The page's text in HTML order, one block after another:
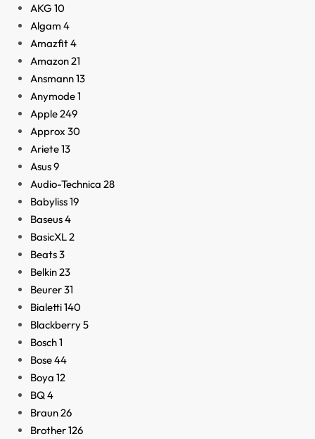
AKG 10
Algam 4
Amazfit4
Amazon21
Ansmann13
Anymode1
Apple249
Approx 30
Ariete13
Asus9
Audio-Technica 28
Babyliss19
Baseus4
BasicXL2
Beats3
Belkin23
Beurer31
Bialetti140
Blackberry5
Bosch1
Bose44
Boya 12
BQ4
Braun26
Brother126